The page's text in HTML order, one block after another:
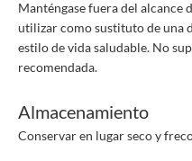
Manténgase fuera del alcance
utilizar como sustituto de una
estilo de vida saludable. No
recomendada.
Almacenamiento
Conservar en lugar seco y